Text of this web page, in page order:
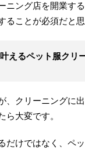
ニング店を開業す
ることが必須だと思
えるペット服クリ
、クリーニングに
ら大変です。
だけではなく、ペ